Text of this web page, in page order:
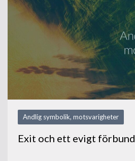
Andlig symbolik, motsvarigheter
Exit och ett evigt förbund